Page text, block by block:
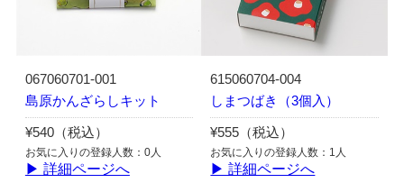
067060701-001
島原かんざらしキット
¥540（税込）
お気に入りの登録人数：0人
▶ 詳細ページへ
615060704-004
しまつばき（3個入）
¥555（税込）
お気に入りの登録人数：1人
▶ 詳細ページへ